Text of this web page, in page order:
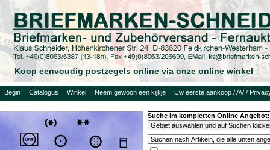
Koop eenvoudig postzegels online via onze online winkel
Begin Catalogus Winkel Neem gewoon een kijkje Uw eerste aankoop / AV /
Suche im kompletten Online Angebot: